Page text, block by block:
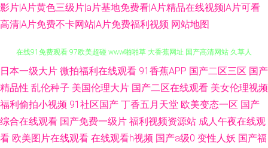
影片|A片黄色三级片|a片基地免费看|A片精品在线视频|A片可看
高清|A片免费不卡网站|A片免费福利视频 网站地图
蜜臀性爱av AV无码网站导航 欧美成www 日本骚女日B 香蕉污视频 亚洲自伯
在线91免费观看 97欧美超碰 www啪啪草 大香蕉网址 国产高清网站 久草人
妻福利 美女很黄免费 日本91视频 日韩无码影城 天堂日韩欧美色 久草性爱视
日本一级大片 微拍福利在线观看 91香蕉APP 国产二区三区 国产
精品性 乱伦种子 美国伦理大片 国产二区在线观看 美女伦理视频
福利偷拍小视频 91社区国产 丁香五月天堂 欧美变态一区 国产
综合在线观看 国产免费一级片 福利视频资源站 成人午夜在线观
看 欧美图片在线观看 在线观看h视频 国产a级0 变性人妖 国产福